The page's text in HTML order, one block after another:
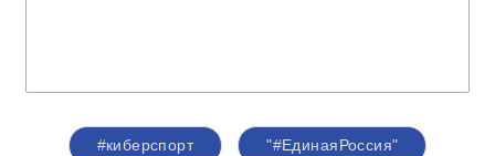
#киберспорт "#ЕдинаяРоссия"